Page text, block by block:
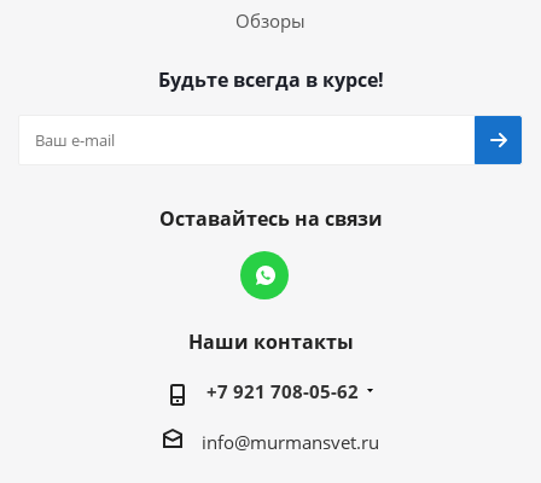
Обзоры
Будьте всегда в курсе!
Оставайтесь на связи
Наши контакты
+7 921 708-05-62
info@murmansvet.ru